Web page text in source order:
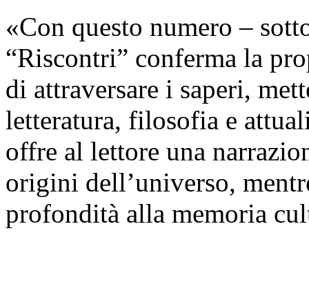
«Con questo numero –
“Riscontri” conferma la
di attraversare i saperi,
letteratura, filosofia e
offre al lettore una
origini dell’universo,
profondità alla memoria